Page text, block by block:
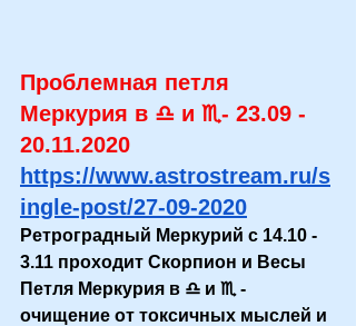
Проблемная петля
Меркурия в ♎ и ♏- 23.09 -
20.11.2020
https://www.astrostream.ru/s
ingle-post/27-09-2020
Ретроградный Меркурий с 14.10 -
3.11 проходит Скорпион и Весы
Петля Меркурия в ♎ и ♏ -
очищение от токсичных мыслей и